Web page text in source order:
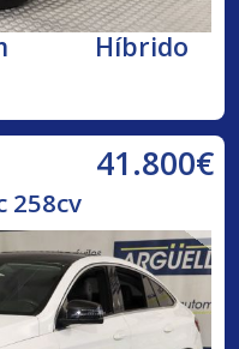
Híbrido
41.800€
258cv